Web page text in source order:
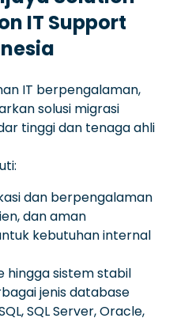
IT Support
IT berpengalaman,
solusi migrasi
tinggi dan tenaga ahli
dan berpengalaman
dan aman
kebutuhan internal
hingga sistem stabil
jenis database
SQL Server, Oracle,